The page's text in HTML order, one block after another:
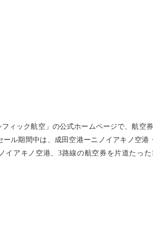
ィック航空」の公式ホームページで、航空
ル期間中は、成田空港ーニノイアキノ空港
イアキノ空港、3路線の航空券を片道たった